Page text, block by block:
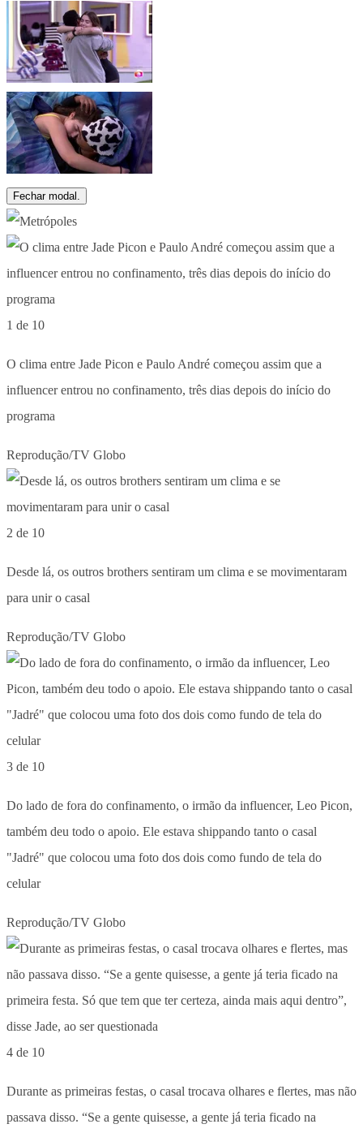
Fechar modal.
1 de 10
O clima entre Jade Picon e Paulo André começou assim que a
influencer entrou no confinamento, três dias depois do início do
programa
Reprodução/TV Globo
2 de 10
Desde lá, os outros brothers sentiram um clima e se movimentaram
para unir o casal
Reprodução/TV Globo
3 de 10
Do lado de fora do confinamento, o irmão da influencer, Leo Picon,
também deu todo o apoio. Ele estava shippando tanto o casal
"Jadré" que colocou uma foto dos dois como fundo de tela do
celular
Reprodução/TV Globo
4 de 10
Durante as primeiras festas, o casal trocava olhares e flertes, mas não
passava disso. “Se a gente quisesse, a gente já teria ficado na